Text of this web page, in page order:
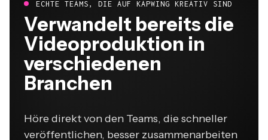
Verwandelt bereits die
Videoproduktion in
verschiedenen
Branchen
veröffentlichen, besser zusammenarbeiten